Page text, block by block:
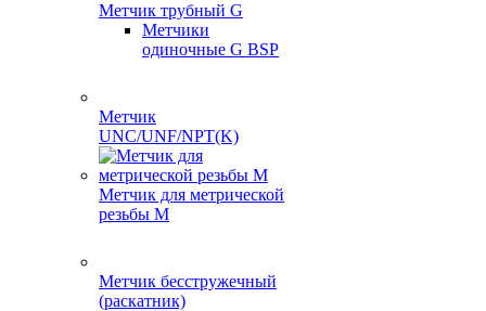
Метчик трубный G
Метчики
одиночные G BSP
Метчик
UNC/UNF/NPT(K)
Метчик для метрической
резьбы M
Метчик бесстружечный
(раскатник)